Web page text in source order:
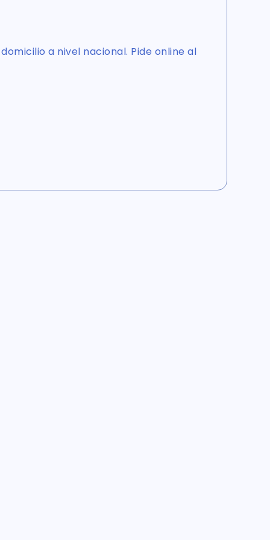
a nivel nacional. Pide online al